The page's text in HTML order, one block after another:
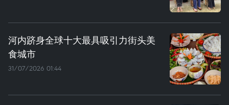
河内跻身全球十大最具吸引力街头美
食城市
31/07/2026 01:44